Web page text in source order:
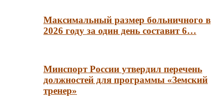
Максимальный размер больничного в
2026 году за один день составит 6…
Минспорт России утвердил перечень
должностей для программы «Земский
тренер»